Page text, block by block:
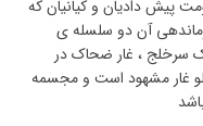
پیش دادیان و کیانیان که
آن دو سلسله ی
سرخلج ، غار ضحاک در
غار مشهود است و مجسمه